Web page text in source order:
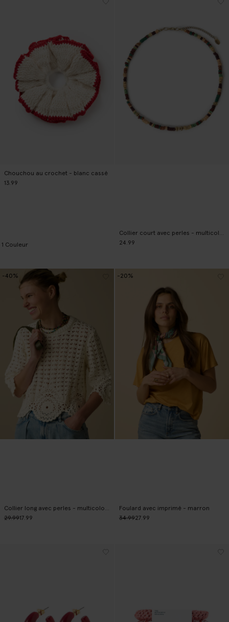
Chouchou au crochet - blanc cassé
13.99
1 Couleur
Collier court avec perles - multicolore
24.99
29.9917.99
-40%
Foulard avec imprimé - marron
34.9927.99
-20%